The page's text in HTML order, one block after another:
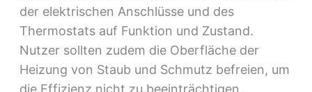
der elektrischen Anschlüsse und des
Thermostats auf Funktion und Zustand.
Nutzer sollten zudem die Oberfläche der
Heizung von Staub und Schmutz befreien, um
die Effizienz nicht zu beeinträchtigen.